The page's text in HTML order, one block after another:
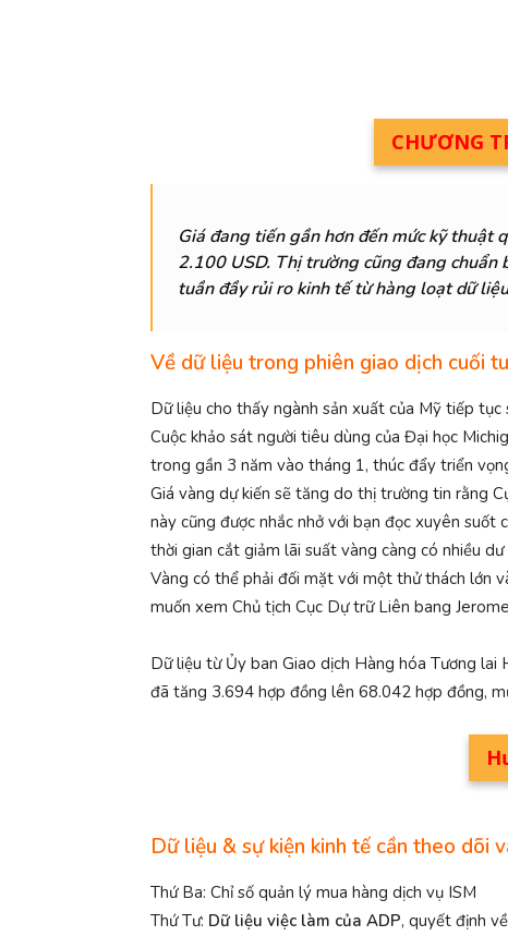
CHƯƠNG
Giá đang tiến gần hơn đến mức kỹ thuật
2.100 USD. Thị trường cũng đang chuẩn
tuần đầy rủi ro kinh tế từ hàng loạt dữ
Về dữ liệu trong phiên giao dịch cuối
Dữ liệu cho thấy ngành sản xuất của Mỹ tiếp
Cuộc khảo sát người tiêu dùng của Đại học
trong gần 3 năm vào tháng 1, thúc đẩy triển
Giá vàng dự kiến sẽ tăng do thị trường tin rằng
này cũng được nhắc nhở với bạn đọc xuyên
thời gian cắt giảm lãi suất vàng càng có nhiều
Vàng có thể phải đối mặt với một thử thách lớn
muốn xem Chủ tịch Cục Dự trữ Liên bang
Dữ liệu từ Ủy ban Giao dịch Hàng hóa Tương
đã tăng 3.694 hợp đồng lên 68.042 hợp đồng,
Dữ liệu & sự kiện kinh tế cần theo dõi
Thứ Ba: Chỉ số quản lý mua hàng dịch vụ ISM
Thứ Tư: Dữ liệu việc làm của ADP, quyết định